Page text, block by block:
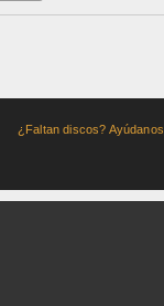
¿Faltan discos? Ayúdanos